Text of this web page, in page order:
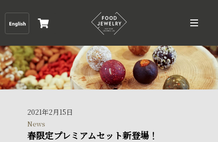
2021年2月15日
News
春限定プレミアムセット新登場！